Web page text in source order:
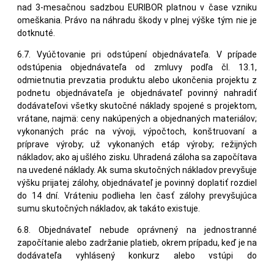
nad 3-mesačnou sadzbou EURIBOR platnou v čase vzniku
omeškania. Právo na náhradu škody v plnej výške tým nie je
dotknuté.
6.7. Vyúčtovanie pri odstúpení objednávateľa. V prípade
odstúpenia objednávateľa od zmluvy podľa čl. 13.1,
odmietnutia prevzatia produktu alebo ukončenia projektu z
podnetu objednávateľa je objednávateľ povinný nahradiť
dodávateľovi všetky skutočné náklady spojené s projektom,
vrátane, najmä: ceny nakúpených a objednaných materiálov;
vykonaných prác na vývoji, výpočtoch, konštruovaní a
príprave výroby; už vykonaných etáp výroby; režijných
nákladov; ako aj ušlého zisku. Uhradená záloha sa započítava
na uvedené náklady. Ak suma skutočných nákladov prevyšuje
výšku prijatej zálohy, objednávateľ je povinný doplatiť rozdiel
do 14 dní. Vráteniu podlieha len časť zálohy prevyšujúca
sumu skutočných nákladov, ak takáto existuje.
6.8. Objednávateľ nebude oprávnený na jednostranné
započítanie alebo zadržanie platieb, okrem prípadu, keď je na
dodávateľa vyhlásený konkurz alebo vstúpi do